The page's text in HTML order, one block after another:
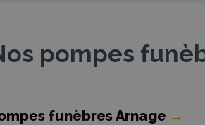
pompes
funèbres Arnage →